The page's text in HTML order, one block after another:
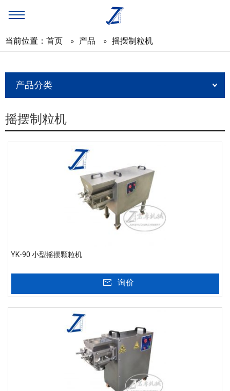
当前位置： 首页 » 产品 » 摇摆制粒机
产品分类
摇摆制粒机
YK-90 小型摇摆颗粒机
询价